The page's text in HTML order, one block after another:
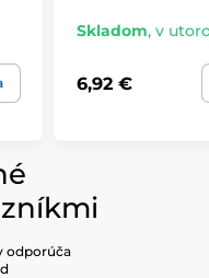
Skladom, v
6,92 €
odporúča